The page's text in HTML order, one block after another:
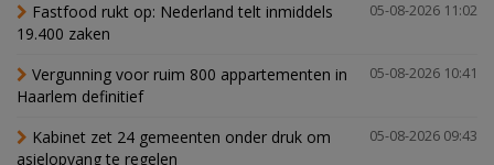
05-08-2026 11:02
Fastfood rukt op: Nederland telt inmiddels
19.400 zaken
05-08-2026 10:41
Vergunning voor ruim 800 appartementen in
Haarlem definitief
05-08-2026 09:43
Kabinet zet 24 gemeenten onder druk om
asielopvang te regelen